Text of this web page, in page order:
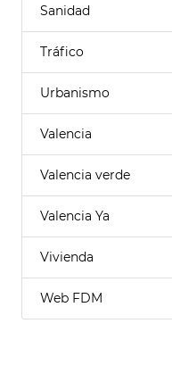
Sanidad
Tráfico
Urbanismo
Valencia
Valencia verde
Valencia Ya
Vivienda
Web FDM